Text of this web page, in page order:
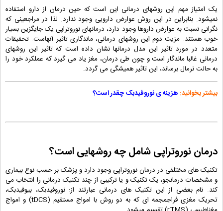
یک امتیاز مهم این روشهای درمانی این است که حین درمان از دارو استفاده
نمیشود. بنابراین در این روش عوارض دارویی وجود ندارد. لذا در مراجعینی که
نگرانی نسبت به عوارض داروها وجود دارد، درمانهای نوروتراپی یک جایگزین بسیار
خوب هستند. مزیت دوم این روشهای درمانی، ماندگاری تاثیر آنهاست. تحقیقات
متعدد در مورد تاثیر این مدل درمانها نشان داده است که تاثیر این روشهای
درمانی غالبا ماندگار است و چون طی درمان، مغز یاد می گیرد که عملکرد خود را
به حالت نرمال برساند، این تاثیر همیشگی می گردد.
بیشتر بخوانید: هزینه ی نوروفیدبک چقدر است؟
درمان نوروتراپی شامل چه روشهایی است؟
تکنیک های مختلفی در درمان نوروتراپی وجود دارد و پزشک بر حسب نوع بیماری
و مشخصات درمانجو، یک تکنیک و یا ترکیبی از چند تکنیک درمانی را انتخاب می
کند. نام بعضی از این تکنیک های درمانی عبارتند از: نوروفیدبک، بیوفیدبک،
تحریک مغزی فراجمجمه ای که به دو روش با امواج مستقیم (tDCS) و امواج